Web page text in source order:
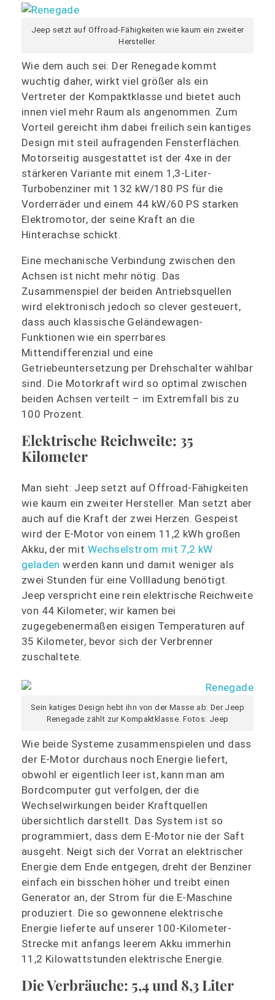
Jeep setzt auf Offroad-Fähigkeiten wie kaum ein zweiter
Hersteller.
Wie dem auch sei: Der Renegade kommt
wuchtig daher, wirkt viel größer als ein
Vertreter der Kompaktklasse und bietet auch
innen viel mehr Raum als angenommen. Zum
Vorteil gereicht ihm dabei freilich sein kantiges
Design mit steil aufragenden Fensterflächen.
Motorseitig ausgestattet ist der 4xe in der
stärkeren Variante mit einem 1,3-Liter-
Turbobenziner mit 132 kW/180 PS für die
Vorderräder und einem 44 kW/60 PS starken
Elektromotor, der seine Kraft an die
Hinterachse schickt.
Eine mechanische Verbindung zwischen den
Achsen ist nicht mehr nötig. Das
Zusammenspiel der beiden Antriebsquellen
wird elektronisch jedoch so clever gesteuert,
dass auch klassische Geländewagen-
Funktionen wie ein sperrbares
Mittendifferenzial und eine
Getriebeuntersetzung per Drehschalter wählbar
sind. Die Motorkraft wird so optimal zwischen
beiden Achsen verteilt – im Extremfall bis zu
100 Prozent.
Elektrische Reichweite: 35
Kilometer
Man sieht: Jeep setzt auf Offroad-Fähigkeiten
wie kaum ein zweiter Hersteller. Man setzt aber
auch auf die Kraft der zwei Herzen. Gespeist
wird der E-Motor von einem 11,2 kWh großen
Akku, der mit Wechselstrom mit 7,2 kW
geladen werden kann und damit weniger als
zwei Stunden für eine Vollladung benötigt.
Jeep verspricht eine rein elektrische Reichweite
von 44 Kilometer; wir kamen bei
zugegebenermaßen eisigen Temperaturen auf
35 Kilometer, bevor sich der Verbrenner
zuschaltete.
Sein katiges Design hebt ihn von der Masse ab: Der Jeep
Renegade zählt zur Kompaktklasse. Fotos: Jeep
Wie beide Systeme zusammenspielen und dass
der E-Motor durchaus noch Energie liefert,
obwohl er eigentlich leer ist, kann man am
Bordcomputer gut verfolgen, der die
Wechselwirkungen beider Kraftquellen
übersichtlich darstellt. Das System ist so
programmiert, dass dem E-Motor nie der Saft
ausgeht. Neigt sich der Vorrat an elektrischer
Energie dem Ende entgegen, dreht der Benziner
einfach ein bisschen höher und treibt einen
Generator an, der Strom für die E-Maschine
produziert. Die so gewonnene elektrische
Energie lieferte auf unserer 100-Kilometer-
Strecke mit anfangs leerem Akku immerhin
11,2 Kilowattstunden elektrische Energie.
Die Verbräuche: 5,4 und 8,3 Liter